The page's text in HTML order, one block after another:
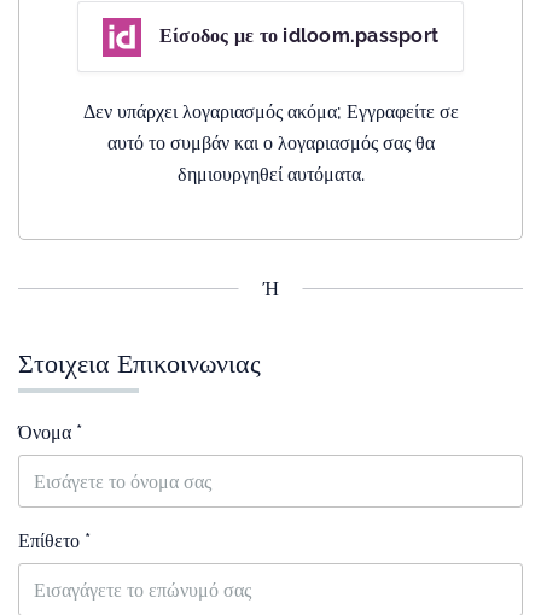
Είσοδος με το idloom.passport
Δεν υπάρχει λογαριασμός ακόμα; Εγγραφείτε σε
αυτό το συμβάν και ο λογαριασμός σας θα
δημιουργηθεί αυτόματα.
Ή
Στοιχεια Επικοινωνιας
Όνομα *
Επίθετο *